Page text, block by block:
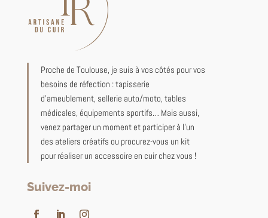
Proche de Toulouse, je suis à vos côtés pour vos
besoins de réfection : tapisserie
d’ameublement, sellerie auto/moto, tables
médicales, équipements sportifs… Mais aussi,
venez partager un moment et participer à l’un
des ateliers créatifs ou procurez-vous un kit
pour réaliser un accessoire en cuir chez vous !
Suivez-moi